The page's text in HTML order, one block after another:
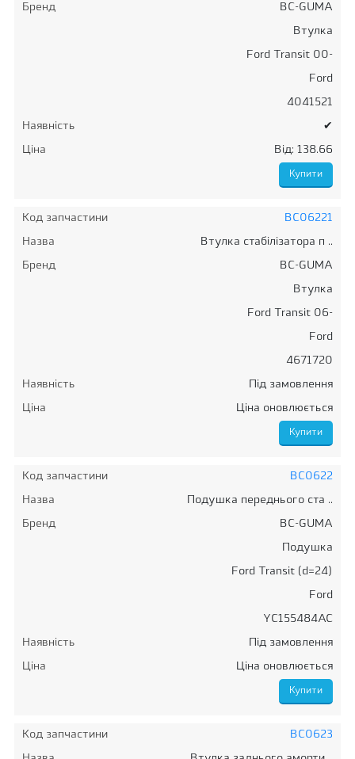
Бренд
BC-GUMA
Втулка
Ford Transit 00-
Ford
4041521
Наявність
✔
Ціна
Від: 138.66
Код запчастини
BC06221
Назва
Втулка стабілізатора п ..
Бренд
BC-GUMA
Втулка
Ford Transit 06-
Ford
4671720
Наявність
Під замовлення
Ціна
Ціна оновлюється
Код запчастини
BC0622
Назва
Подушка переднього ста ..
Бренд
BC-GUMA
Подушка
Ford Transit (d=24)
Ford
YC155484AC
Наявність
Під замовлення
Ціна
Ціна оновлюється
Код запчастини
BC0623